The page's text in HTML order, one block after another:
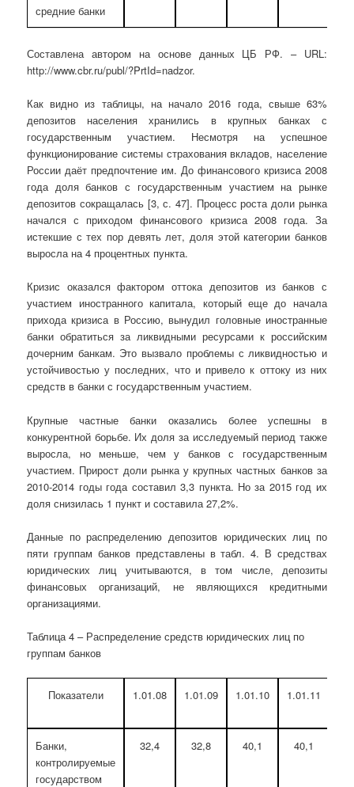
средние банки
Составлена автором на основе данных ЦБ РФ. – URL:
http://www.cbr.ru/publ/?PrtId=nadzor.
Как видно из таблицы, на начало 2016 года, свыше 63%
депозитов населения хранились в крупных банках с
государственным участием. Несмотря на успешное
функционирование системы страхования вкладов, население
России даёт предпочтение им. До финансового кризиса 2008
года доля банков с государственным участием на рынке
депозитов сокращалась [3, с. 47]. Процесс роста доли рынка
начался с приходом финансового кризиса 2008 года. За
истекшие с тех пор девять лет, доля этой категории банков
выросла на 4 процентных пункта.
Кризис оказался фактором оттока депозитов из банков с
участием иностранного капитала, который еще до начала
прихода кризиса в Россию, вынудил головные иностранные
банки обратиться за ликвидными ресурсами к российским
дочерним банкам. Это вызвало проблемы с ликвидностью и
устойчивостью у последних, что и привело к оттоку из них
средств в банки с государственным участием.
Крупные частные банки оказались более успешны в
конкурентной борьбе. Их доля за исследуемый период также
выросла, но меньше, чем у банков с государственным
участием. Прирост доли рынка у крупных частных банков за
2010-2014 годы года составил 3,3 пункта. Но за 2015 год их
доля снизилась 1 пункт и составила 27,2%.
Данные по распределению депозитов юридических лиц по
пяти группам банков представлены в табл. 4. В средствах
юридических лиц учитываются, в том числе, депозиты
финансовых организаций, не являющихся кредитными
организациями.
Таблица 4 – Распределение средств юридических лиц по
группам банков
Показатели 1.01.08 1.01.09 1.01.10 1.01.11
Банки,
контролируемые
государством
32,4 32,8 40,1 40,1